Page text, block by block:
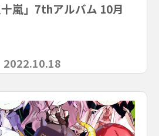
嵐」7thアルバム 10月
2022.10.18